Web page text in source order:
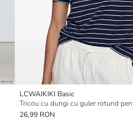
LCWAIKIKI Basic
26,99 RON